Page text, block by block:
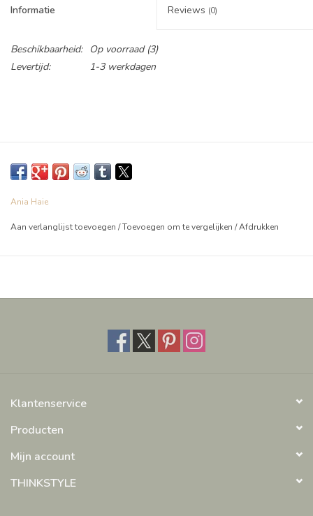
Informatie Reviews (0)
Beschikbaarheid: Op voorraad(3)
Levertijd:
1-3 werkdagen
Ania Haie
Aan verlanglijst toevoegen /Toevoegen om te vergelijken /Afdrukken
Klantenservice
Producten
Mijn account
THINKSTYLE